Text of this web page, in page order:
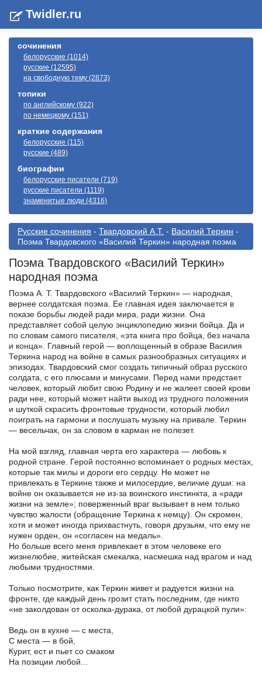
Twidler.ru
сочинения
белорусские (1014)
русские (12595)
на свободную тему (2873)
топики
по английскому (922)
по немецкому (151)
краткие содержания
белорусские (115)
русские (489)
биографии
белорусские писатели (719)
русские писатели (1119)
знаменитые люди (4316)
Русские сочинения - Твардовский А.Т. - Василий Теркин -
Поэма Твардовского «Василий Теркин» народная поэма
Поэма Твардовского «Василий Теркин»
народная поэма
Поэма А. Т. Твардовского «Василий Теркин» — народная,
вернее солдатская поэма. Ее главная идея заключается в
показе борьбы людей ради мира, ради жизни. Она
представляет собой целую энциклопедию жизни бойца. Да и
по словам самого писателя, «эта книга про бойца, без начала
и конца». Главный герой — воплощенный в образе Василия
Теркина народ на войне в самых разнообразных ситуациях и
эпизодах. Твардовский смог создать типичный образ русского
солдата, с его плюсами и минусами. Перед нами предстает
человек, который любит свою Родину и не жалеет своей крови
ради нее, который может найти выход из трудного положения
и шуткой скрасить фронтовые трудности, который любил
поиграть на гармони и послушать музыку на привале. Теркин
— весельчак, он за словом в карман не полезет.
На мой взгляд, главная черта его характера — любовь к
родной стране. Герой постоянно вспоминает о родных местах,
которые так милы и дороги его сердцу. Не может не
привлекать в Теркине также и милосердие, величие души: на
войне он оказывается не из-за воинского инстинкта, а «ради
жизни на земле»; поверженный враг вызывает в нем только
чувство жалости (обращение Теркина к немцу). Он скромен,
хотя и может иногда прихвастнуть, говоря друзьям, что ему не
нужен орден, он «согласен на медаль».
Но больше всего меня привлекает в этом человеке его
жизнелюбие, житейская смекалка, насмешка над врагом и над
любыми трудностями.
Только посмотрите, как Теркин живет и радуется жизни на
фронте, где каждый день грозит стать последним, где никто
«не заколдован от осколка-дурака, от любой дурацкой пули»:
Ведь он в кухне — с места,
С места — в бой,
Курит, ест и пьет со смаком
На позиции любой...